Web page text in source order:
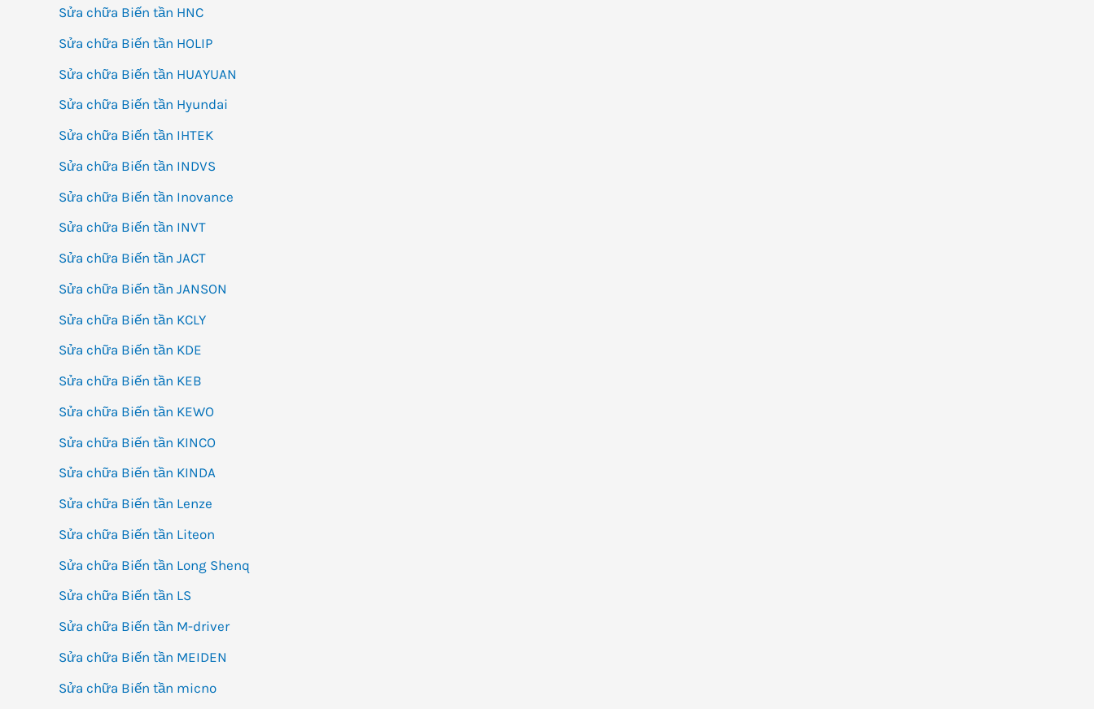
Sửa chữa Biến tần HNC
Sửa chữa Biến tần HOLIP
Sửa chữa Biến tần HUAYUAN
Sửa chữa Biến tần Hyundai
Sửa chữa Biến tần IHTEK
Sửa chữa Biến tần INDVS
Sửa chữa Biến tần Inovance
Sửa chữa Biến tần INVT
Sửa chữa Biến tần JACT
Sửa chữa Biến tần JANSON
Sửa chữa Biến tần KCLY
Sửa chữa Biến tần KDE
Sửa chữa Biến tần KEB
Sửa chữa Biến tần KEWO
Sửa chữa Biến tần KINCO
Sửa chữa Biến tần KINDA
Sửa chữa Biến tần Lenze
Sửa chữa Biến tần Liteon
Sửa chữa Biến tần Long Shenq
Sửa chữa Biến tần LS
Sửa chữa Biến tần M-driver
Sửa chữa Biến tần MEIDEN
Sửa chữa Biến tần micno